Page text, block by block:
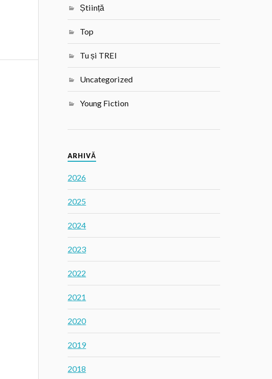
Știință
Top
Tu și TREI
Uncategorized
Young Fiction
ARHIVĂ
2026
2025
2024
2023
2022
2021
2020
2019
2018